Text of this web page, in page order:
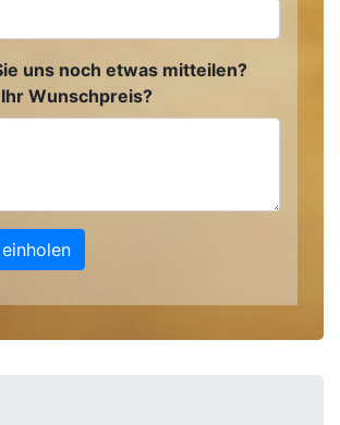
uns noch etwas mitteilen?
Wunschpreis?